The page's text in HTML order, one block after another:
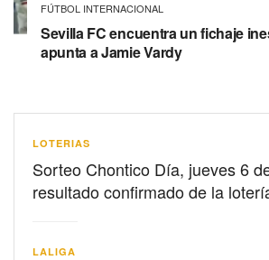
FÚTBOL INTERNACIONAL
Sevilla FC encuentra un fichaje
apunta a Jamie Vardy
LOTERIAS
Sorteo Chontico Día, jueves 6
resultado confirmado de la
LALIGA